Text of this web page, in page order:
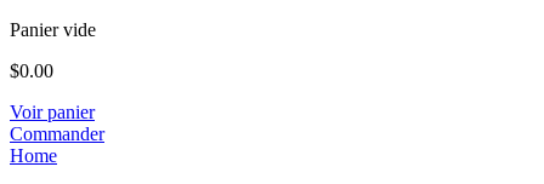
Panier vide
$0.00
Voir panier
Commander
Home